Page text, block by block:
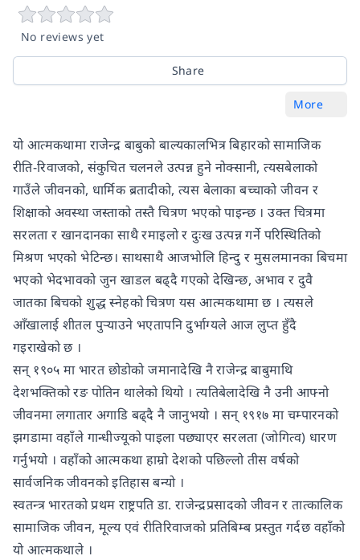
No reviews yet
Share
More
यो आत्मकथामा राजेन्द्र बाबुको बाल्यकालभित्र बिहारको सामाजिक
रीति-रिवाजको, संकुचित चलनले उत्पन्न हुने नोक्सानी, त्यसबेलाको
गाउँले जीवनको, धार्मिक ब्रतादीको, त्यस बेलाका बच्चाको जीवन र
शिक्षाको अवस्था जस्ताको तस्तै चित्रण भएको पाइन्छ । उक्त चित्रमा
सरलता र खानदानका साथै रमाइलो र दुःख उत्पन्न गर्ने परिस्थितिको
मिश्रण भएको भेटिन्छ। साथसाथै आजभोलि हिन्दु र मुसलमानका बिचमा
भएको भेदभावको जुन खाडल बढ्दै गएको देखिन्छ, अभाव र दुवै
जातका बिचको शुद्ध स्नेहको चित्रण यस आत्मकथामा छ । त्यसले
आँखालाई शीतल पुऱ्याउने भएतापनि दुर्भाग्यले आज लुप्त हुँदै
गइराखेको छ ।
सन् १९०५ मा भारत छोडोको जमानादेखि नै राजेन्द्र बाबुमाथि
देशभक्तिको रङ पोतिन थालेको थियो । त्यतिबेलादेखि नै उनी आफ्नो
जीवनमा लगातार अगाडि बढ्दै नै जानुभयो । सन् १९१७ मा चम्पारनको
झगडामा वहाँले गान्धीज्यूको पाइला पछ्याएर सरलता (जोगित्व) धारण
गर्नुभयो । वहाँको आत्मकथा हाम्रो देशको पछिल्लो तीस वर्षको
सार्वजनिक जीवनको इतिहास बन्यो ।
स्वतन्त्र भारतको प्रथम राष्ट्रपति डा. राजेन्द्रप्रसादको जीवन र तात्कालिक
सामाजिक जीवन, मूल्य एवं रीतिरिवाजको प्रतिबिम्ब प्रस्तुत गर्दछ वहाँको
यो आत्मकथाले ।